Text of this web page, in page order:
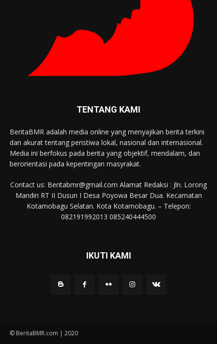
TENTANG KAMI
BeritaBMR adalah media online yang menyajikan berita terkini
dan akurat tentang peristiwa lokal, nasional dan internasional.
Media ini berfokus pada berita yang objektif, mendalam, dan
berorientasi pada kepentingan masyrakat.
Contact us: Beritabmr@gmail.com Alamat Redaksi : Jln. Lorong
Mandiri RT II Dusun I Desa Poyowa Besar Dua. Kecamatan
Kotamobagu Selatan. Kota Kotamobagu. – Telepon:
082191992013 085240444500
IKUTI KAMI
© BeritaBMR.com | 2020